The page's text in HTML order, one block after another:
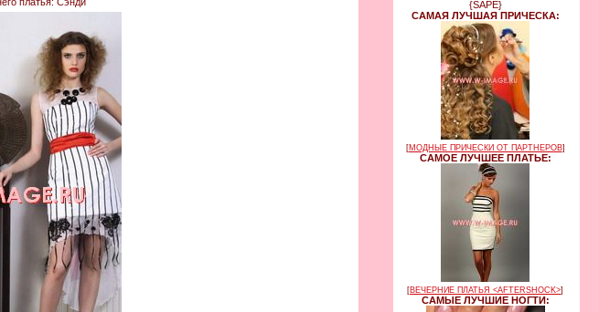
{SAPE}
САМАЯ ЛУЧШАЯ ПРИЧЕСКА:
[МОДНЫЕ ПРИЧЕСКИ ОТ ПАРТНЕРОВ]
САМОЕ ЛУЧШЕЕ ПЛАТЬЕ:
[ВЕЧЕРНИЕ ПЛАТЬЯ <AFTERSHOCK>]
САМЫЕ ЛУЧШИЕ НОГТИ: